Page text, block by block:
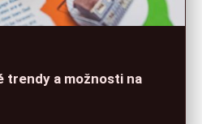
trendy a možnosti na